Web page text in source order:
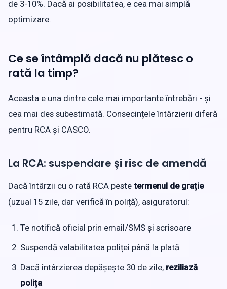
de 3-10%. Dacă ai posibilitatea, e cea mai simplă
optimizare.
Ce se întâmplă dacă nu plătesc o
rată la timp?
Aceasta e una dintre cele mai importante întrebări - și
cea mai des subestimată. Consecințele întârzierii diferă
pentru RCA și CASCO.
La RCA: suspendare și risc de amendă
Dacă întârzii cu o rată RCA peste termenul de grație
(uzual 15 zile, dar verifică în poliță), asiguratorul:
Te notifică oficial prin email/SMS și scrisoare
Suspendă valabilitatea poliței până la plată
Dacă întârzierea depășește 30 de zile, reziliază
polița